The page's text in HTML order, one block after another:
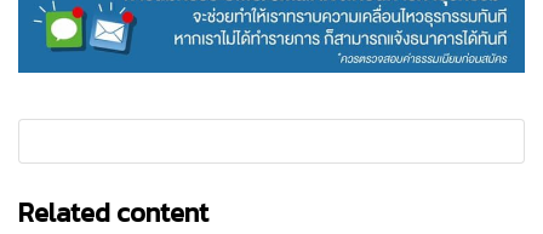
Related content